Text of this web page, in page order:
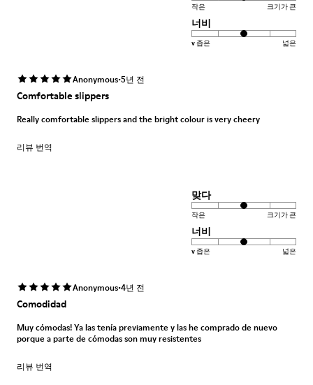
작은 크기가 큰
너비
v 좁은 넓은
Anonymous·5년 전
Comfortable slippers
Really comfortable slippers and the bright colour is very cheery
리뷰 번역
맞다
작은 크기가 큰
너비
v 좁은 넓은
Anonymous·4년 전
Comodidad
Muy cómodas! Ya las tenía previamente y las he comprado de nuevo
porque a parte de cómodas son muy resistentes
리뷰 번역